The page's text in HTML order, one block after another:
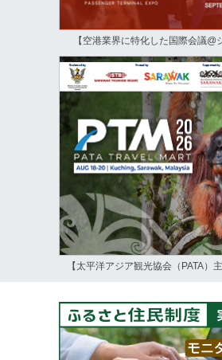
【空港業界に特化した国際会議@
【太平洋アジア観光協会（PATA）